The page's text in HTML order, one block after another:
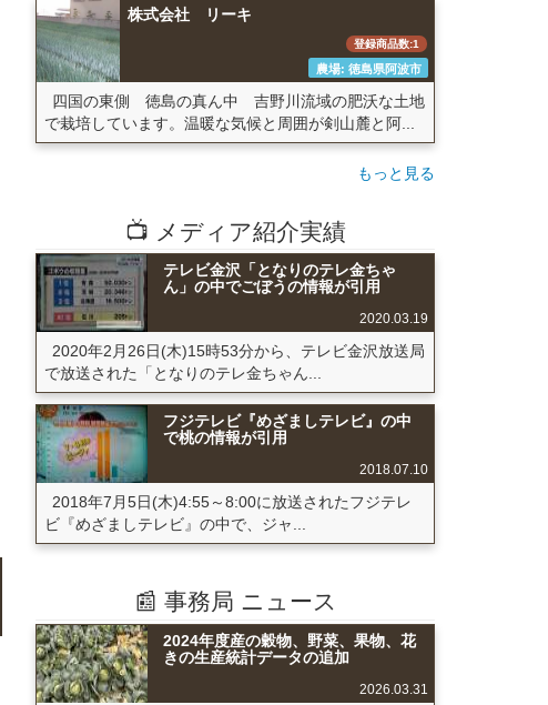
株式会社 リーキ
登録商品数:1
農場: 徳島県阿波市
四国の東側 徳島の真ん中 吉野川流域の肥沃な土地
で栽培しています。温暖な気候と周囲が剣山麓と阿...
もっと見る
📺 メディア紹介実績
テレビ金沢「となりのテレ金ちゃ
ん」の中でごぼうの情報が引用
2020.03.19
2020年2月26日(木)15時53分から、テレビ金沢放送局
で放送された「となりのテレ金ちゃん...
フジテレビ『めざましテレビ』の中
で桃の情報が引用
2018.07.10
2018年7月5日(木)4:55～8:00に放送されたフジテレ
ビ『めざましテレビ』の中で、ジャ...
📰 事務局 ニュース
2024年度産の穀物、野菜、果物、花
きの生産統計データの追加
2026.03.31